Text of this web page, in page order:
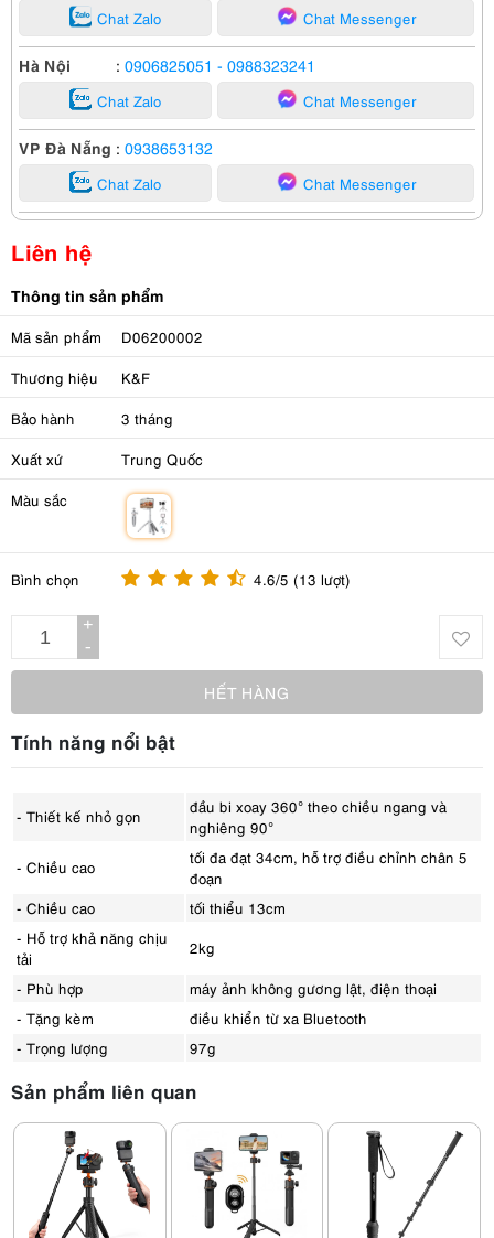
Chat Zalo Chat Messenger
Hà Nội : 0906825051 - 0988323241
Chat Zalo Chat Messenger
VP Đà Nẵng : 0938653132
Chat Zalo Chat Messenger
Liên hệ
Thông tin sản phẩm
Mã sản phẩm D06200002
Thương hiệu K&F
Bảo hành 3 tháng
Xuất xứ Trung Quốc
Màu sắc
Bình chọn 4.6/5 (13 lượt)
+
-
HẾT HÀNG
Tính năng nổi bật
- Thiết kế nhỏ gọn
đầu bi xoay 360° theo chiều ngang và
nghiêng 90°
- Chiều cao
tối đa đạt 34cm, hỗ trợ điều chỉnh chân 5
đoạn
- Chiều cao
tối thiểu 13cm
- Hỗ trợ khả năng chịu
tải
2kg
- Phù hợp
máy ảnh không gương lật, điện thoại
- Tặng kèm
điều khiển từ xa Bluetooth
- Trọng lượng
97g
Sản phẩm liên quan